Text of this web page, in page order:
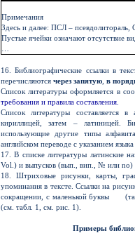
Примечания
Здесь и далее: ПСЛ –
Пустые ячейки означают отсутствие
16. Библиографические ссылки в
перечисляются через запятую в
Список литературы оформляется в
требования и правила составления.
Список литературы составляется
кириллицей, затем – латиницей.
использующие другие типы
английском переводе с указанием
17. В списке литературы латинские
Vol.) и выпусков (вып., вип., № или no)
18. Штриховые рисунки, карты,
упоминания в тексте. Ссылки на
сокращении, с маленькой буквы
(см. табл. 1, см. рис. 1).
Примеры